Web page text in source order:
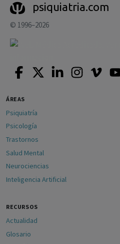
psiquiatria.com
© 1996–2026
ÁREAS
Psiquiatría
Psicología
Trastornos
Salud Mental
Neurociencias
Inteligencia Artificial
RECURSOS
Actualidad
Glosario